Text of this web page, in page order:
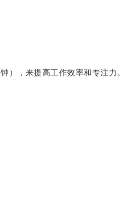
，来提高工作效率和专注力。